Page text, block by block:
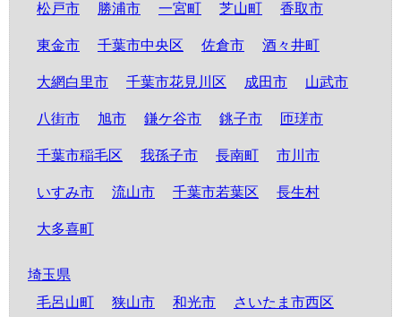
松戸市 勝浦市 一宮町 芝山町 香取市
東金市 千葉市中央区 佐倉市 酒々井町
大網白里市 千葉市花見川区 成田市 山武市
八街市 旭市 鎌ケ谷市 銚子市 匝瑳市
千葉市稲毛区 我孫子市 長南町 市川市
いすみ市 流山市 千葉市若葉区 長生村
大多喜町
埼玉県
毛呂山町
狭山市 和光市 さいたま市西区